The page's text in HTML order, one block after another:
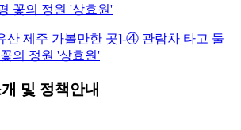
산 제주 가볼만한 곳]-④ 관람차 타고 둘
의 정원 '상효원'
및 정책안내